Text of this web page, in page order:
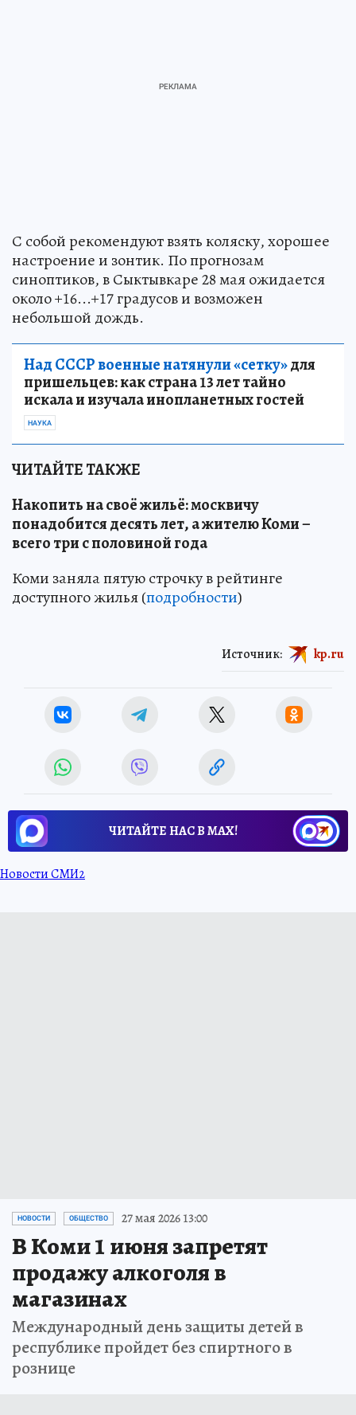
С собой рекомендуют взять коляску, хорошее
настроение и зонтик. По прогнозам
синоптиков, в Сыктывкаре 28 мая ожидается
около +16...+17 градусов и возможен
небольшой дождь.
Над СССР военные натянули «сетку»для
пришельцев: как страна 13 лет тайно
искала и изучала инопланетных гостей
НАУКА
ЧИТАЙТЕ ТАКЖЕ
Накопить на своё жильё: москвичу
понадобится десять лет, а жителю Коми –
всего три с половиной года
Коми заняла пятую строчку в рейтинге
доступного жилья (подробности)
Источник: kp.ru
ЧИТАЙТЕ НАС В МАХ!
Новости СМИ2
НОВОСТИ ОБЩЕСТВО 27 мая 2026 13:00
В Коми 1 июня запретят
продажу алкоголя в
магазинах
Международный день защиты детей в
республике пройдет без спиртного в
рознице